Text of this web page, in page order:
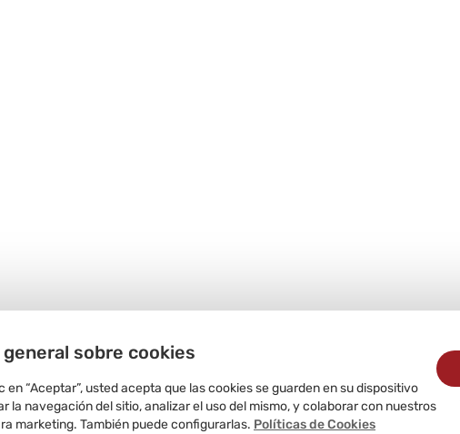
sobre cookies
en “Aceptar”, usted acepta que las cookies se guarden en su dispositivo
la navegación del sitio, analizar el uso del mismo, y colaborar con nuestros
marketing. También puede configurarlas. Políticas de Cookies